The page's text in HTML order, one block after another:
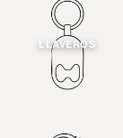
LLAVEROS